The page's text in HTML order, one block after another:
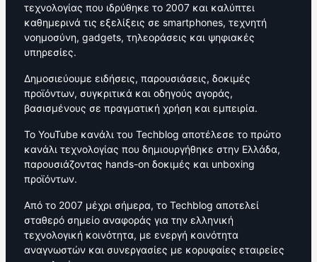
τεχνολογίας που ιδρύθηκε το 2007 και καλύπτει
καθημερινά τις εξελίξεις σε smartphones, τεχνητή
νοημοσύνη, gadgets, τηλεοράσεις και ψηφιακές
υπηρεσίες.
Δημοσιεύουμε ειδήσεις, παρουσιάσεις, δοκιμές
προϊόντων, συγκριτικά και οδηγούς αγοράς,
βασισμένους σε πραγματική χρήση και εμπειρία.
Το YouTube κανάλι του Techblog αποτέλεσε το πρώτο
κανάλι τεχνολογίας που δημιουργήθηκε στην Ελλάδα,
παρουσιάζοντας hands-on δοκιμές και unboxing
προϊόντων.
Από το 2007 μέχρι σήμερα, το Techblog αποτελεί
σταθερό σημείο αναφοράς για την ελληνική
τεχνολογική κοινότητα, με ενεργή κοινότητα
αναγνωστών και συνεργασίες με κορυφαίες εταιρείες